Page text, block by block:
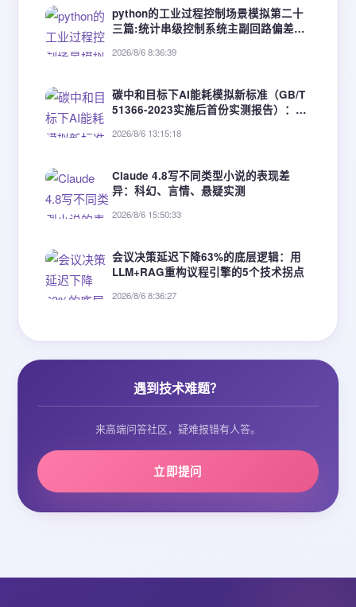
python的工业过程控制场景模拟第二十
三篇:统计串级控制系统主副回路偏差数
2026/8/6 8:36:39
碳中和目标下AI能耗模拟新标准（GB/T
51366-2023实施后首份实测报告）：3
2026/8/6 13:15:18
Claude 4.8写不同类型小说的表现差
异：科幻、言情、悬疑实测
2026/8/6 15:50:33
会议决策延迟下降63%的底层逻辑：用
LLM+RAG重构议程引擎的5个技术拐点
2026/8/6 8:36:27
遇到技术难题？
来高端问答社区，疑难报错有人答。
立即提问